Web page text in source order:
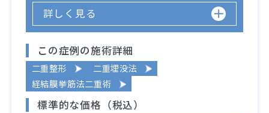
詳しく見る
この症例の施術詳細
二重整形
二重埋没法
経結膜挙筋法二重術
標準的な価格（税込）